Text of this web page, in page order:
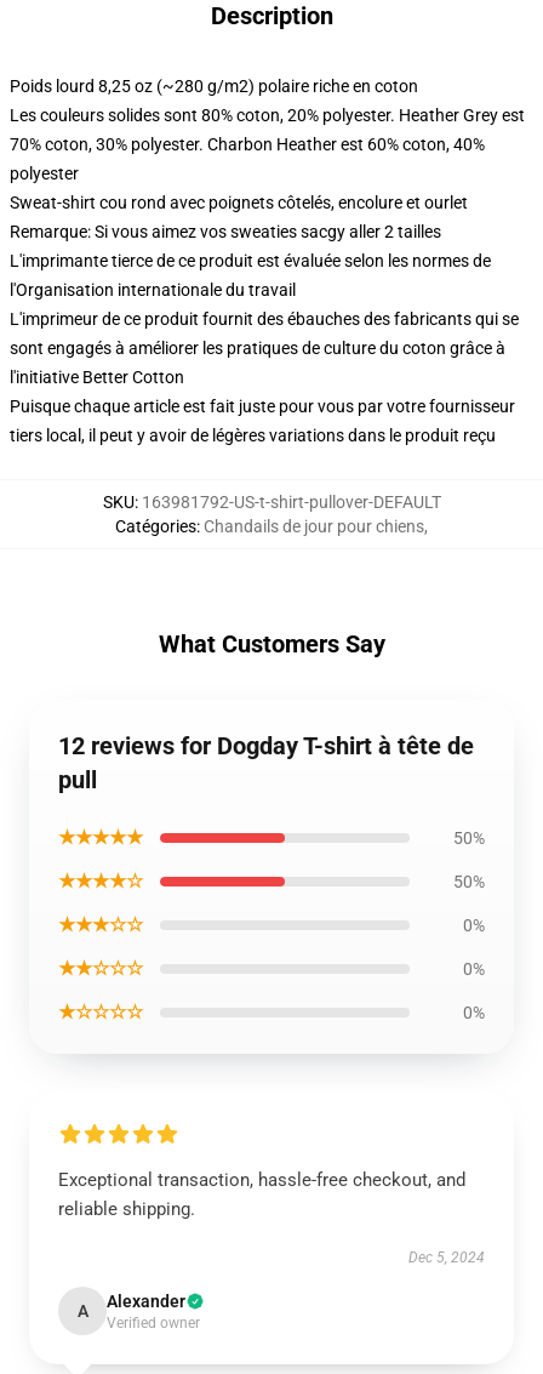
Description
Poids lourd 8,25 oz (~280 g/m2) polaire riche en coton
Les couleurs solides sont 80% coton, 20% polyester. Heather Grey est
70% coton, 30% polyester. Charbon Heather est 60% coton, 40%
polyester
Sweat-shirt cou rond avec poignets côtelés, encolure et ourlet
Remarque: Si vous aimez vos sweaties sacgy aller 2 tailles
L'imprimante tierce de ce produit est évaluée selon les normes de
l'Organisation internationale du travail
L'imprimeur de ce produit fournit des ébauches des fabricants qui se
sont engagés à améliorer les pratiques de culture du coton grâce à
l'initiative Better Cotton
Puisque chaque article est fait juste pour vous par votre fournisseur
tiers local, il peut y avoir de légères variations dans le produit reçu
SKU: 163981792-US-t-shirt-pullover-DEFAULT
Catégories: Chandails de jour pour chiens,
What Customers Say
12 reviews for Dogday T-shirt à tête de
pull
★★★★★ 50%
★★★★☆ 50%
★★★☆☆ 0%
★★☆☆☆ 0%
★☆☆☆☆ 0%
Exceptional transaction, hassle-free checkout, and
reliable shipping.
Dec 5, 2024
A Alexander
Verified owner